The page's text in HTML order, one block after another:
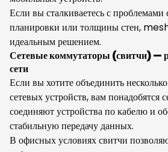
Если вы сталкиваетесь с проблемами
планировки или толщины стен,
идеальным решением.
Сетевые коммутаторы (свитчи) —
сети
Если вы хотите объединить
сетевых устройств, вам понадобятся
соединяют устройства по кабелю и
стабильную передачу данных.
В офисных условиях свитчи